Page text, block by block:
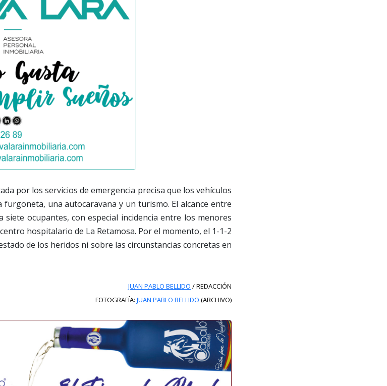
por los servicios de emergencia precisa que los vehículos
una autocaravana y un turismo. El alcance entre
ocupantes, con especial incidencia entre los menores
hospitalario de La Retamosa. Por el momento, el 1-1-2
de los heridos ni sobre las circunstancias concretas en
JUAN PABLO BELLIDO / REDACCIÓN
FOTOGRAFÍA: JUAN PABLO BELLIDO (ARCHIVO)